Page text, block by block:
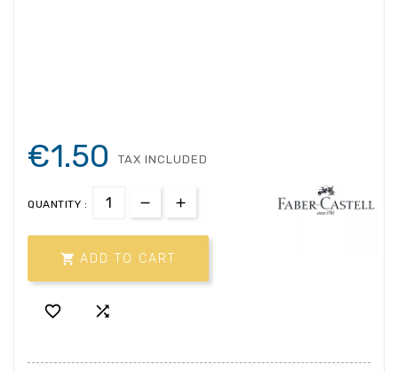
€1.50 TAX INCLUDED
QUANTITY :
 ADD TO CART
 